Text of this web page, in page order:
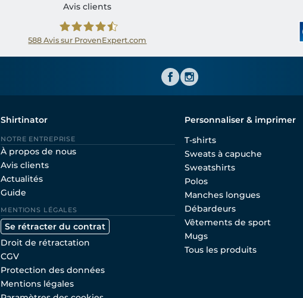
Avis clients
588Avis sur ProvenExpert.com
Shirtinator
NOTRE ENTREPRISE
À propos de nous
Avis clients
Actualités
Guide
MENTIONS LÉGALES
Se rétracter du contrat
Droit de rétractation
CGV
Protection des données
Mentions légales
Personnaliser & imprimer
T-shirts
Sweats à capuche
Sweatshirts
Polos
Manches longues
Débardeurs
Vêtements de sport
Mugs
Tous les produits